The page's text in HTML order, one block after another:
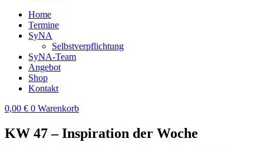
Home
Termine
SyNA
Selbstverpflichtung
SyNA-Team
Angebot
Shop
Kontakt
0,00 € 0 Warenkorb
KW 47 – Inspiration der Woche